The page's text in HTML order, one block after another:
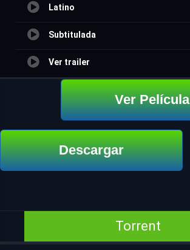
Latino
Subtitulada
Ver trailer
Ver Película
Descargar
Torrent